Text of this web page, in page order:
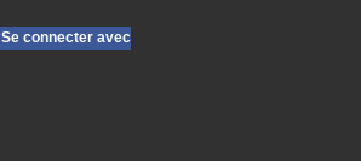
Se connecter avec